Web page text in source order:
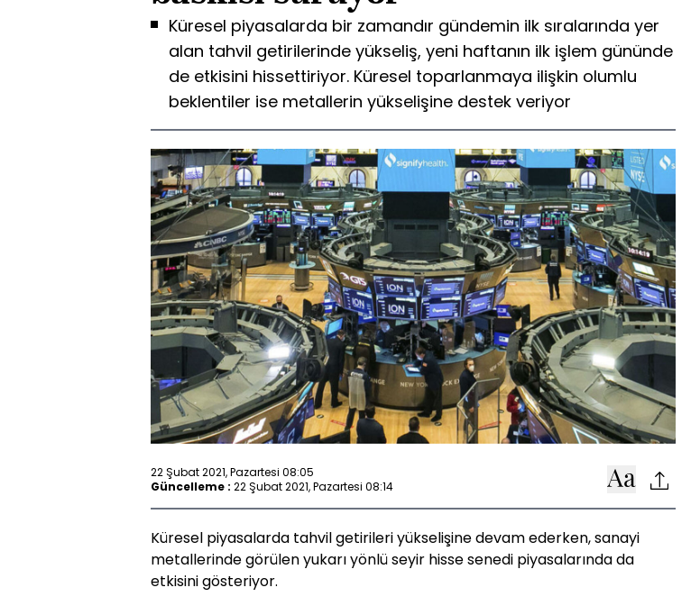
Küresel piyasalarda bir zamandır gündemin ilk sıralarında yer
alan tahvil getirilerinde yükseliş, yeni haftanın ilk işlem gününde
de etkisini hissettiriyor. Küresel toparlanmaya ilişkin olumlu
beklentiler ise metallerin yükselişine destek veriyor
22 Şubat 2021, Pazartesi 08:05
Güncelleme : 22 Şubat 2021, Pazartesi 08:14
Küresel piyasalarda tahvil getirileri yükselişine devam ederken, sanayi
metallerinde görülen yukarı yönlü seyir hisse senedi piyasalarında da
etkisini gösteriyor.